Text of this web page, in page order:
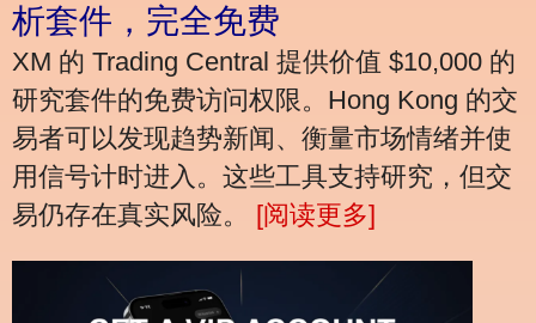
析套件，完全免费
XM 的 Trading Central 提供价值 $10,000 的
研究套件的免费访问权限。Hong Kong 的交
易者可以发现趋势新闻、衡量市场情绪并使
用信号计时进入。这些工具支持研究，但交
易仍存在真实风险。 [阅读更多]